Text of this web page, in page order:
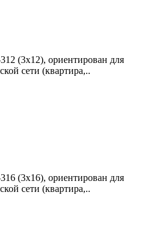
(3x12), ориентирован для
сети (квартира,..
(3x16), ориентирован для
сети (квартира,..